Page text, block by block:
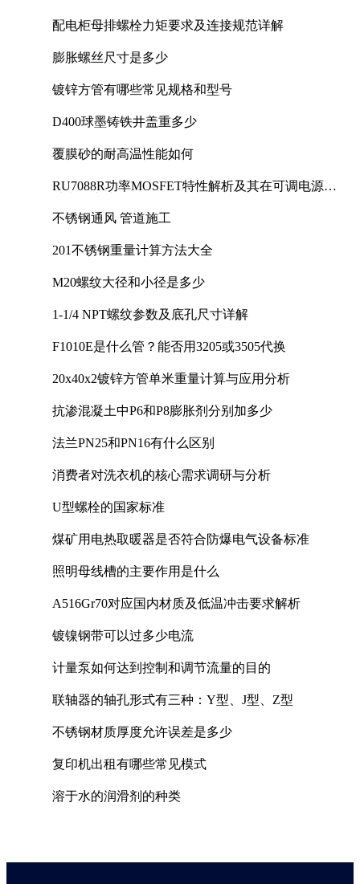
配电柜母排螺栓力矩要求及连接规范详解
膨胀螺丝尺寸是多少
镀锌方管有哪些常见规格和型号
D400球墨铸铁井盖重多少
覆膜砂的耐高温性能如何
RU7088R功率MOSFET特性解析及其在可调电源设
不锈钢通风 管道施工
201不锈钢重量计算方法大全
M20螺纹大径和小径是多少
1-1/4 NPT螺纹参数及底孔尺寸详解
F1010E是什么管？能否用3205或3505代换
20x40x2镀锌方管单米重量计算与应用分析
抗渗混凝土中P6和P8膨胀剂分别加多少
法兰PN25和PN16有什么区别
消费者对洗衣机的核心需求调研与分析
U型螺栓的国家标准
煤矿用电热取暖器是否符合防爆电气设备标准
照明母线槽的主要作用是什么
A516Gr70对应国内材质及低温冲击要求解析
镀镍钢带可以过多少电流
计量泵如何达到控制和调节流量的目的
联轴器的轴孔形式有三种：Y型、J型、Z型
不锈钢材质厚度允许误差是多少
复印机出租有哪些常见模式
溶于水的润滑剂的种类